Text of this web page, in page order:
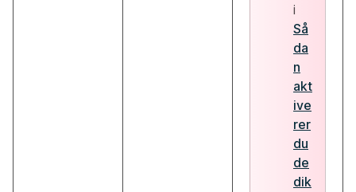
i
Så
da
n
akt
ive
rer
du
de
dik